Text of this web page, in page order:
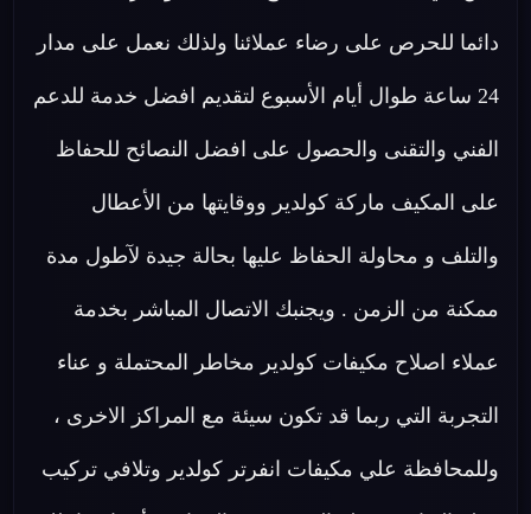
دائما للحرص على رضاء عملائنا ولذلك نعمل على مدار
24 ساعة طوال أيام الأسبوع لتقديم افضل خدمة للدعم
الفني والتقنى والحصول على افضل النصائح للحفاظ
على المكيف ماركة كولدير ووقايتها من الأعطال
والتلف و محاولة الحفاظ عليها بحالة جيدة لآطول مدة
ممكنة من الزمن . ويجنبك الاتصال المباشر بخدمة
عملاء اصلاح مكيفات كولدير مخاطر المحتملة و عناء
التجربة التي ربما قد تكون سيئة مع المراكز الاخرى ،
وللمحافظة علي مكيفات انفرتر كولدير وتلافي تركيب